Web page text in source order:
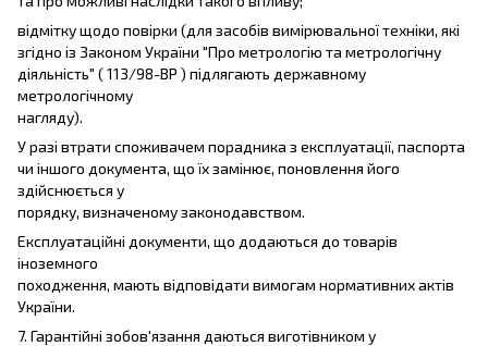
відмітку щодо повірки (для засобів вимірювальної техніки, які
згідно із Законом України "Про метрологію та метрологічну
діяльність" ( 113/98-ВР ) підлягають державному
метрологічному
нагляду).
У разі втрати споживачем порадника з експлуатації, паспорта
чи іншого документа, що їх замінює, поновлення його
здійснюється у
порядку, визначеному законодавством.
Експлуатаційні документи, що додаються до товарів
іноземного
походження, мають відповідати вимогам нормативних актів
України.
7. Гарантійні зобов'язання даються виготівником у